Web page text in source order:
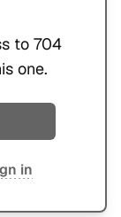
to 704
one.
in